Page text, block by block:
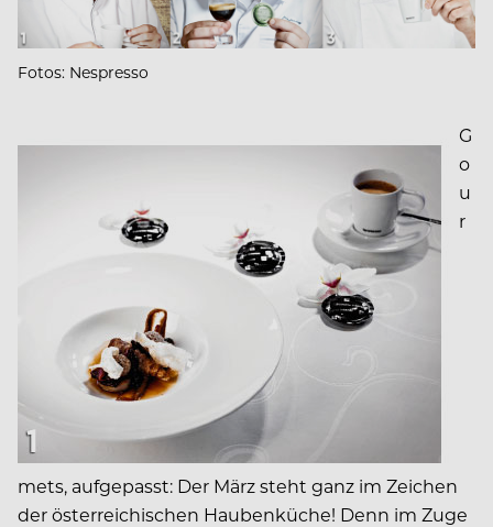
Fotos: Nespresso
G
o
u
r
mets, aufgepasst: Der März steht ganz im Zeichen
der österreichischen Haubenküche! Denn im Zuge